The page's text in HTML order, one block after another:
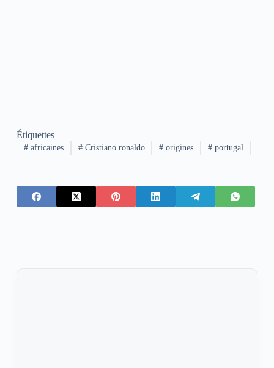
Étiquettes
#africaines #Cristiano ronaldo # origines # portugal